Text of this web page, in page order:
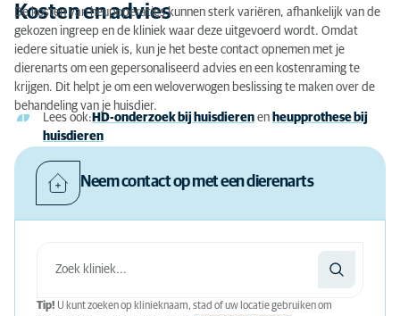
Kosten en advies
De kosten van heupoperaties kunnen sterk variëren, afhankelijk van de
gekozen ingreep en de kliniek waar deze uitgevoerd wordt. Omdat
iedere situatie uniek is, kun je het beste contact opnemen met je
dierenarts om een gepersonaliseerd advies en een kostenraming te
krijgen. Dit helpt je om een weloverwogen beslissing te maken over de
behandeling van je huisdier.
Lees ook: HD-onderzoek bij huisdieren en heupprothese bij
huisdieren
Neem contact op met een dierenarts
Tip! U kunt zoeken op klinieknaam, stad of uw locatie gebruiken om